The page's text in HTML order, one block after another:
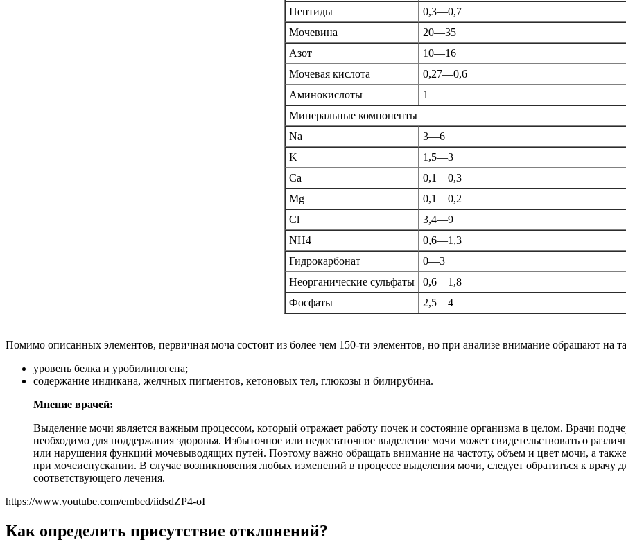
Пептиды
0,3—0,7
Мочевина
20—35
Азот
10—16
Мочевая кислота
0,27—0,6
Аминокислоты
1
Минеральные компоненты
Na
3—6
K
1,5—3
Ca
0,1—0,3
Mg
0,1—0,2
Cl
3,4—9
NH4
0,6—1,3
Гидрокарбонат
0—3
Неорганические сульфаты
0,6—1,8
Фосфаты
2,5—4
Помимо описанных элементов, первичная моча состоит из более чем 150-ти элементов, но при анализе внимание обращают на
уровень белка и уробилиногена;
содержание индикана, желчных пигментов, кетоновых тел, глюкозы и билирубина.
Мнение врачей:
Выделение мочи является важным процессом, который отражает работу почек и состояние организма в целом. Врачи
необходимо для поддержания здоровья. Избыточное или недостаточное выделение мочи может свидетельствовать о
или нарушения функций мочевыводящих путей. Поэтому важно обращать внимание на частоту, объем и цвет мочи, а
при мочеиспускании. В случае возникновения любых изменений в процессе выделения мочи, следует обратиться к врачу
соответствующего лечения.
https://www.youtube.com/embed/iidsdZP4-oI
Как определить присутствие отклонений?